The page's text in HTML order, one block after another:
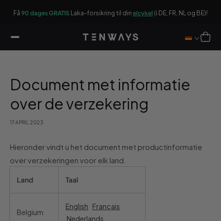
Få 90 dages GRATIS Laka-forsikring til din elcykel (i DE, FR, NL og BE)!
Document met informatie
over de verzekering
17 APRIL 2023
Hieronder vindt u het document met productinformatie
over verzekeringen voor elk land.
Land Taal
Belgium
English Français
Nederlands